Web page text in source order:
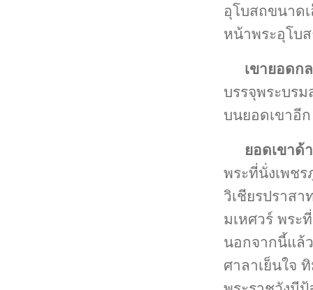
อุโบสถขนาด
หน้าพระอุโบ
เขายอดก
บรรจุพระบร
บนยอดเขาอี
ยอดเขาด้
พระที่นั่งเพช
วิเชียรปราส
มเหศวร์ พระ
นอกจากนี้แล้
ศาลาเย็นใจ